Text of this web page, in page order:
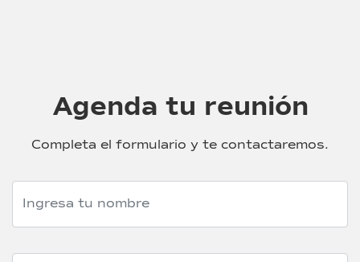
Agenda tu reunión
Completa el formulario y te contactaremos.